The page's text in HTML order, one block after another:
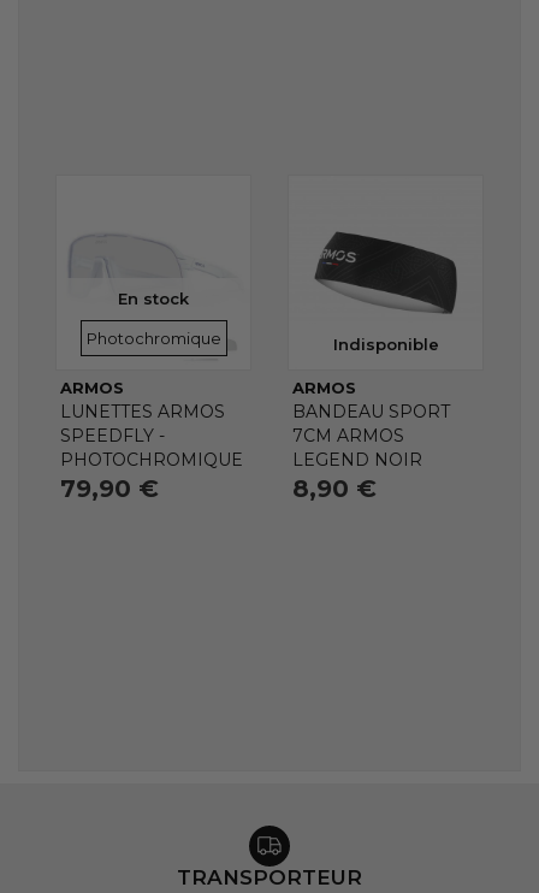
En stock
VERRES
Photochromique
ARMOS
LUNETTES ARMOS
SPEEDFLY -
PHOTOCHROMIQUE
79,90 €
Indisponible
ARMOS
BANDEAU SPORT
7CM ARMOS
LEGEND NOIR
8,90 €
TRANSPORTEUR